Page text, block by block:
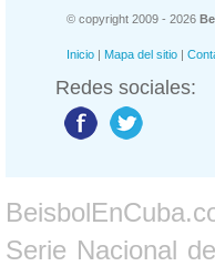
© copyright 2009 - 2026
Inicio | Mapa del sitio |
Redes sociales:
Serie Nacional